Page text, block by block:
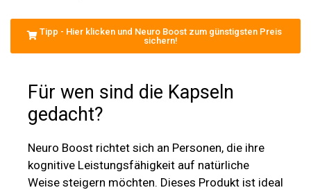
Tipp - Hier klicken und Neuro Boost zum günstigsten Preis
sichern!
Für wen sind die Kapseln
gedacht?
Neuro Boost richtet sich an Personen, die ihre
kognitive Leistungsfähigkeit auf natürliche
Weise steigern möchten. Dieses Produkt ist ideal